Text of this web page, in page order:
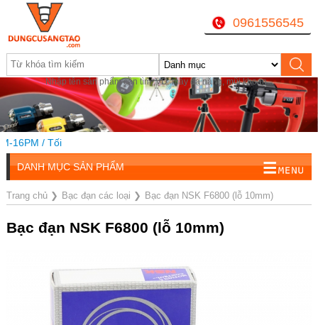
Nhập tên sản phẩm cần tìm, VD: máy đa năng, mũi khoan...
0961556545
/ Tối
DANH MỤC SẢN PHẨM
Trang chủ❯ Bạc đạn các loại ❯ Bạc đạn NSK F6800 (lỗ 10mm)
Bạc đạn NSK F6800 (lỗ 10mm)